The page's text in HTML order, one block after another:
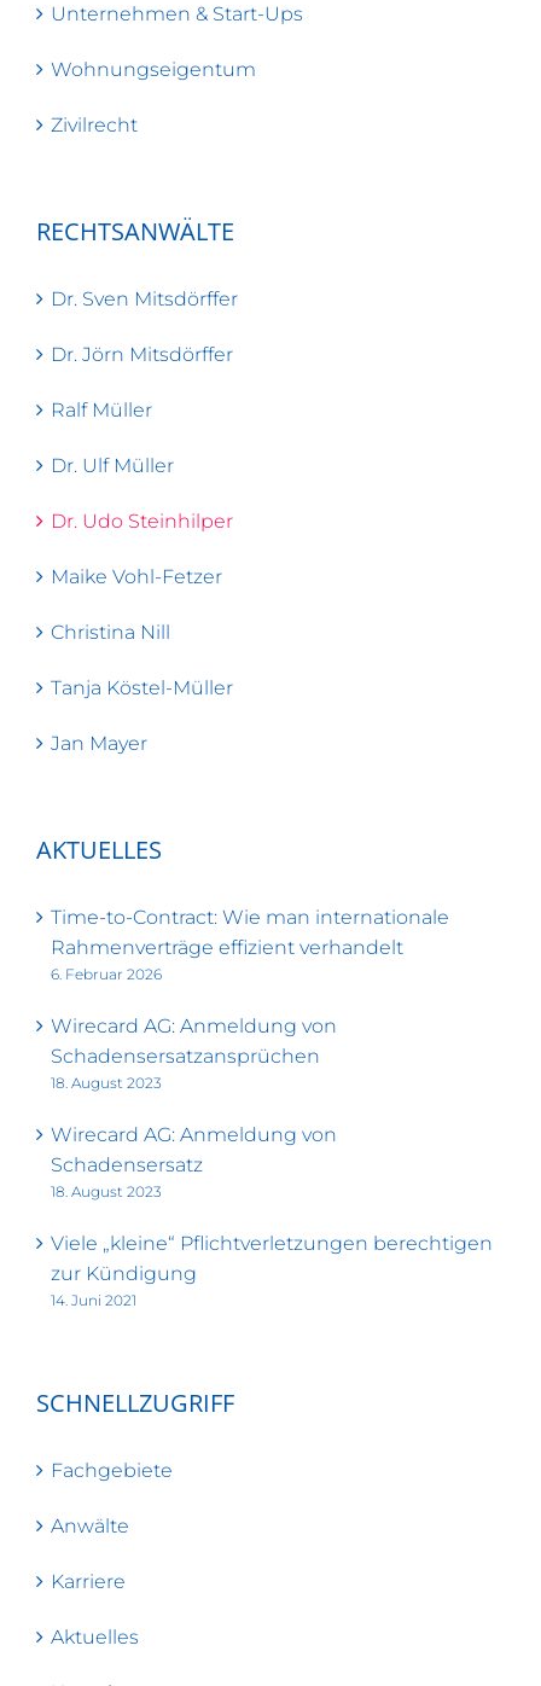
Unternehmen & Start-Ups
Wohnungseigentum
Zivilrecht
RECHTSANWÄLTE
Dr. Sven Mitsdörffer
Dr. Jörn Mitsdörffer
Ralf Müller
Dr. Ulf Müller
Dr. Udo Steinhilper
Maike Vohl-Fetzer
Christina Nill
Tanja Köstel-Müller
Jan Mayer
AKTUELLES
Time-to-Contract: Wie man internationale
Rahmenverträge effizient verhandelt
6. Februar 2026
Wirecard AG: Anmeldung von
Schadensersatzansprüchen
18. August 2023
Wirecard AG: Anmeldung von
Schadensersatz
18. August 2023
Viele „kleine“ Pflichtverletzungen berechtigen
zur Kündigung
14. Juni 2021
SCHNELLZUGRIFF
Fachgebiete
Anwälte
Karriere
Aktuelles